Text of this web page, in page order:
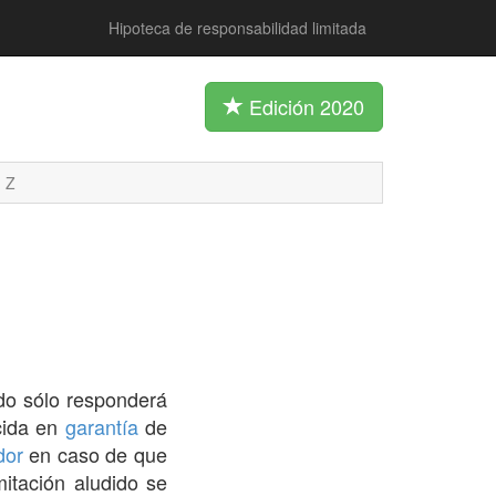
Hipoteca de responsabilidad limitada
Edición 2020
Z
sólo responderá
en garantíade
en caso de que
aludido se